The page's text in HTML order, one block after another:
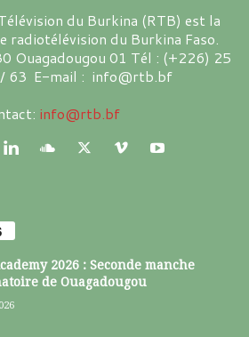
du Burkina (RTB) est la
radiotélévision du Burkina Faso.
Ouagadougou 01 Tél : (+226) 25
63 E-mail : info@rtb.bf
info@rtb.bf
2026 : Seconde manche
de Ouagadougou